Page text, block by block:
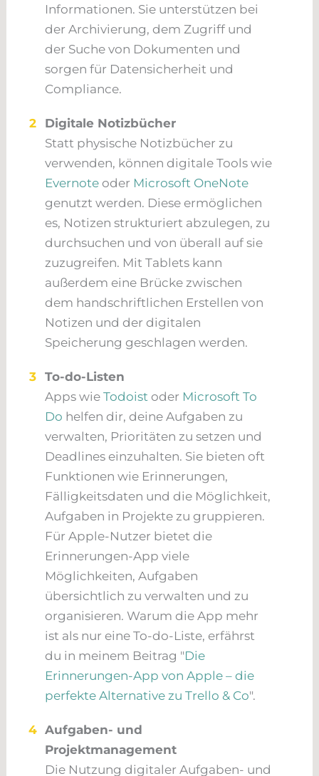
Informationen. Sie unterstützen bei
der Archivierung, dem Zugriff und
der Suche von Dokumenten und
sorgen für Datensicherheit und
Compliance.
2
Digitale Notizbücher
Statt physische Notizbücher zu
verwenden, können digitale Tools wie
Evernote oder Microsoft OneNote
genutzt werden. Diese ermöglichen
es, Notizen strukturiert abzulegen, zu
durchsuchen und von überall auf sie
zuzugreifen. Mit Tablets kann
außerdem eine Brücke zwischen
dem handschriftlichen Erstellen von
Notizen und der digitalen
Speicherung geschlagen werden.
3
To-do-Listen
Apps wieTodoist oder Microsoft To
Do helfen dir, deine Aufgaben zu
verwalten, Prioritäten zu setzen und
Deadlines einzuhalten. Sie bieten oft
Funktionen wie Erinnerungen,
Fälligkeitsdaten und die Möglichkeit,
Aufgaben in Projekte zu gruppieren.
Für Apple-Nutzer bietet die
Erinnerungen-App viele
Möglichkeiten, Aufgaben
übersichtlich zu verwalten und zu
organisieren. Warum die App mehr
ist als nur eine To-do-Liste, erfährst
du in meinem Beitrag "Die
Erinnerungen-App von Apple – die
perfekte Alternative zu Trello & Co".
4 Aufgaben- und
Projektmanagement
Die Nutzung digitaler Aufgaben- und